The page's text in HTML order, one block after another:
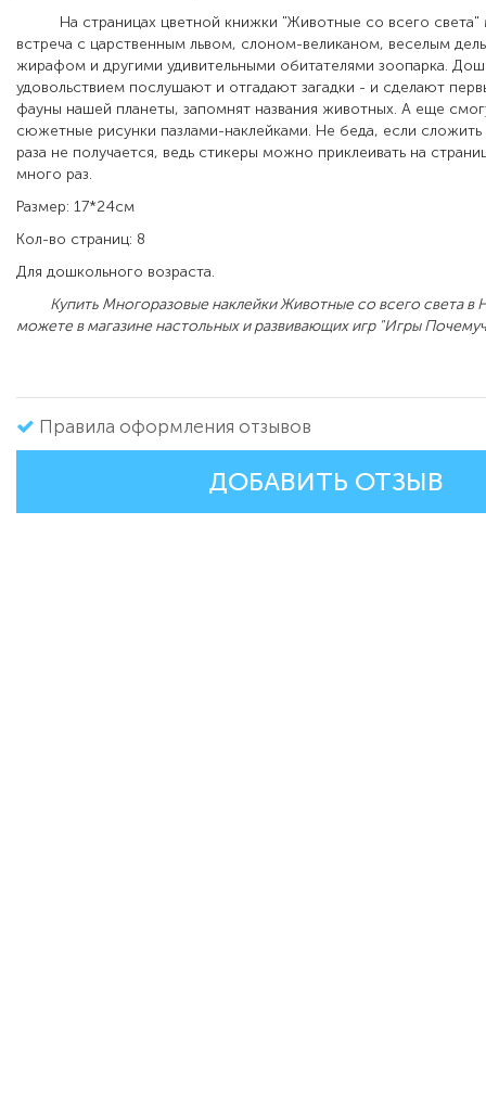
На страницах цветной книжки "Животные со всего
встреча с царственным львом, слоном-великаном, веселым
жирафом и другими удивительными обитателями зоопарка.
удовольствием послушают и отгадают загадки - и сделают
фауны нашей планеты, запомнят названия животных. А еще
сюжетные рисунки пазлами-наклейками. Не беда, если сложить
раза не получается, ведь стикеры можно приклеивать на
много раз.
Размер: 17*24см
Кол-во страниц: 8
Для дошкольного возраста.
Купить Многоразовые наклейки Животные со всего света в
можете в магазине настольных и развивающих игр "Игры
Правила оформления отзывов
ДОБАВИТЬ ОТЗЫВ